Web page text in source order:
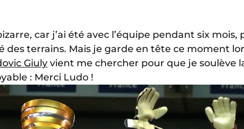
car j’ai été avec l’équipe pendant six mois,
des terrains. Mais je garde en tête ce moment
Giuly vient me chercher pour que je soulève
: Merci Ludo !